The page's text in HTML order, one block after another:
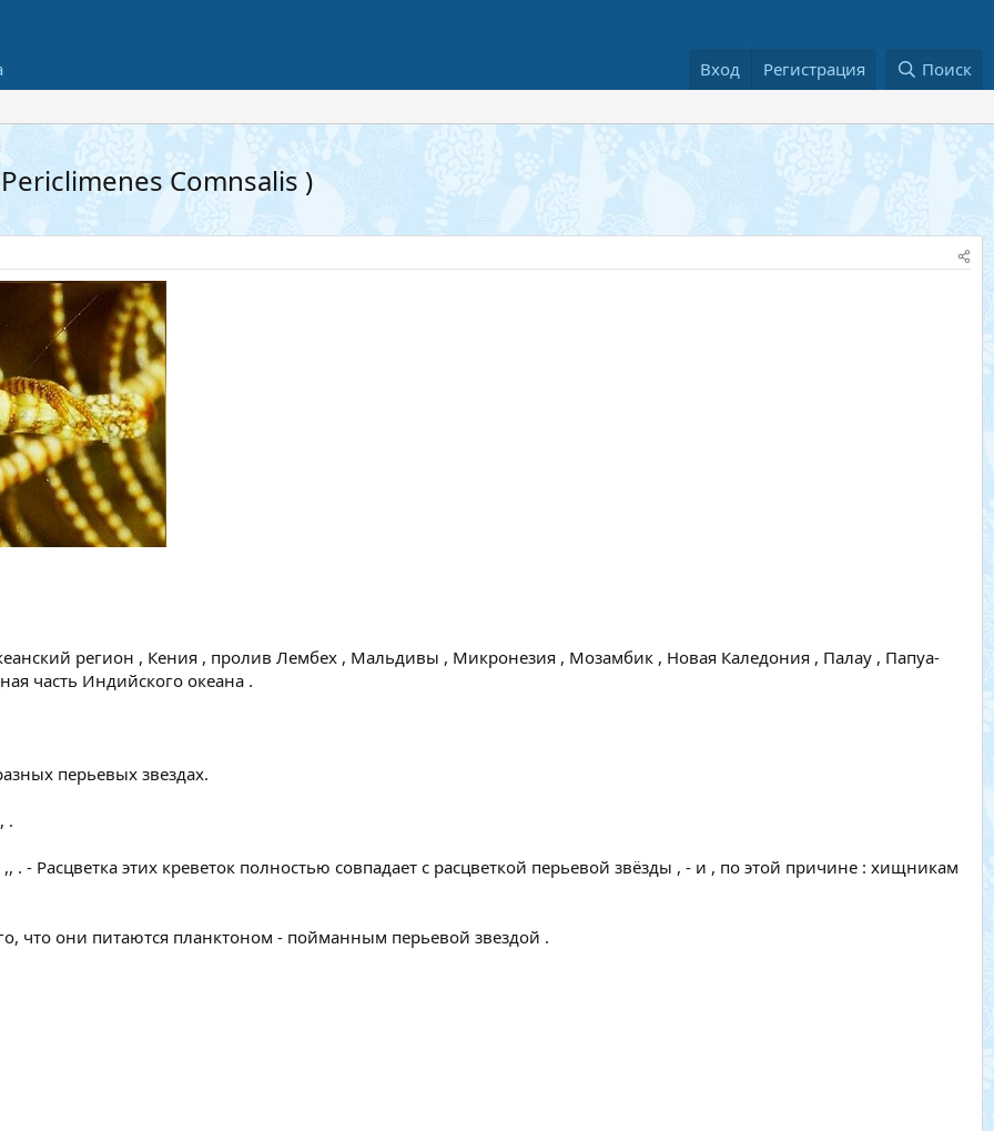
Вход Регистрация Поиск
Comnsalis )
регион , Кения , пролив Лембех , Мальдивы , Микронезия , Мозамбик , Новая Каледония , Палау , Папуа-
часть Индийского океана .
перьевых звездах.
.
. - Расцветка этих креветок полностью совпадает с расцветкой перьевой звёзды , - и , по этой причине : хищникам
что они питаются планктоном - пойманным перьевой звездой .